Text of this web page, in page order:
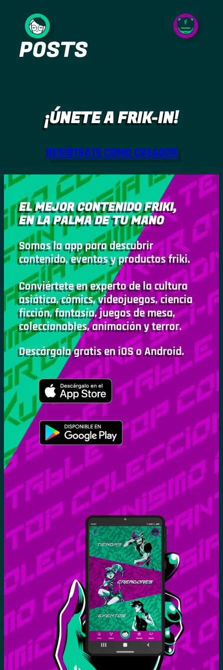
contenido
POSTS
¡ÚNETE A FRIK-IN!
REGÍSTRATE COMO CREADOR
EL MEJOR CONTENIDO FRIKI,
EN LA PALMA DE TU MANO
Somos la app para descubrir
contenido, eventos y productos friki.
Conviértete en experto de la cultura
asiática, cómics, videojuegos, ciencia
ficción, fantasía, juegos de mesa,
coleccionables, animación y terror.
Descárgala gratis en iOS o Android.